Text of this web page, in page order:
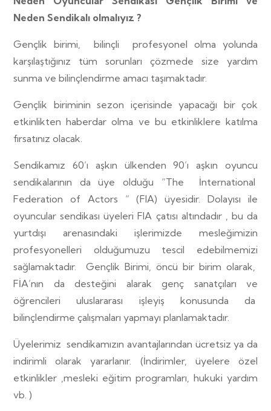
Neden Sendikalı olmalıyız ?
Gençlik birimi, bilinçli
profesyonel olma yolunda
karşılaştığınız tüm sorunları çözmede size yardım
sunma ve bilinçlendirme amacı taşımaktadır.
Gençlik biriminin sezon içerisinde yapacağı bir çok
etkinlikten haberdar olma ve bu etkinliklere katılma
fırsatınız olacak.
Sendikamız 60’ı aşkın ülkenden 90’ı aşkın oyuncu
sendikalarının da üye olduğu “The
İnternational
Federation of Actors “ (FIA) üyesidir. Dolayısı ile
oyuncular sendikası üyeleri FIA çatısı altındadır , bu da
yurtdışı arenasındaki işlerimizde mesleğimizin
profesyonelleri olduğumuzu tescil edebilmemizi
sağlamaktadır.
Gençlik Birimi, öncü bir birim olarak,
FİA’nın da desteğini alarak genç sanatçıları ve
öğrencileri uluslararası işleyiş konusunda da
bilinçlendirme çalışmaları yapmayı planlamaktadır.
Üyelerimiz sendikamızın avantajlarından ücretsiz ya da
indirimli olarak yararlanır. (İndirimler, üyelere özel
etkinlikler ,mesleki eğitim programları, hukuki yardım
vb. )